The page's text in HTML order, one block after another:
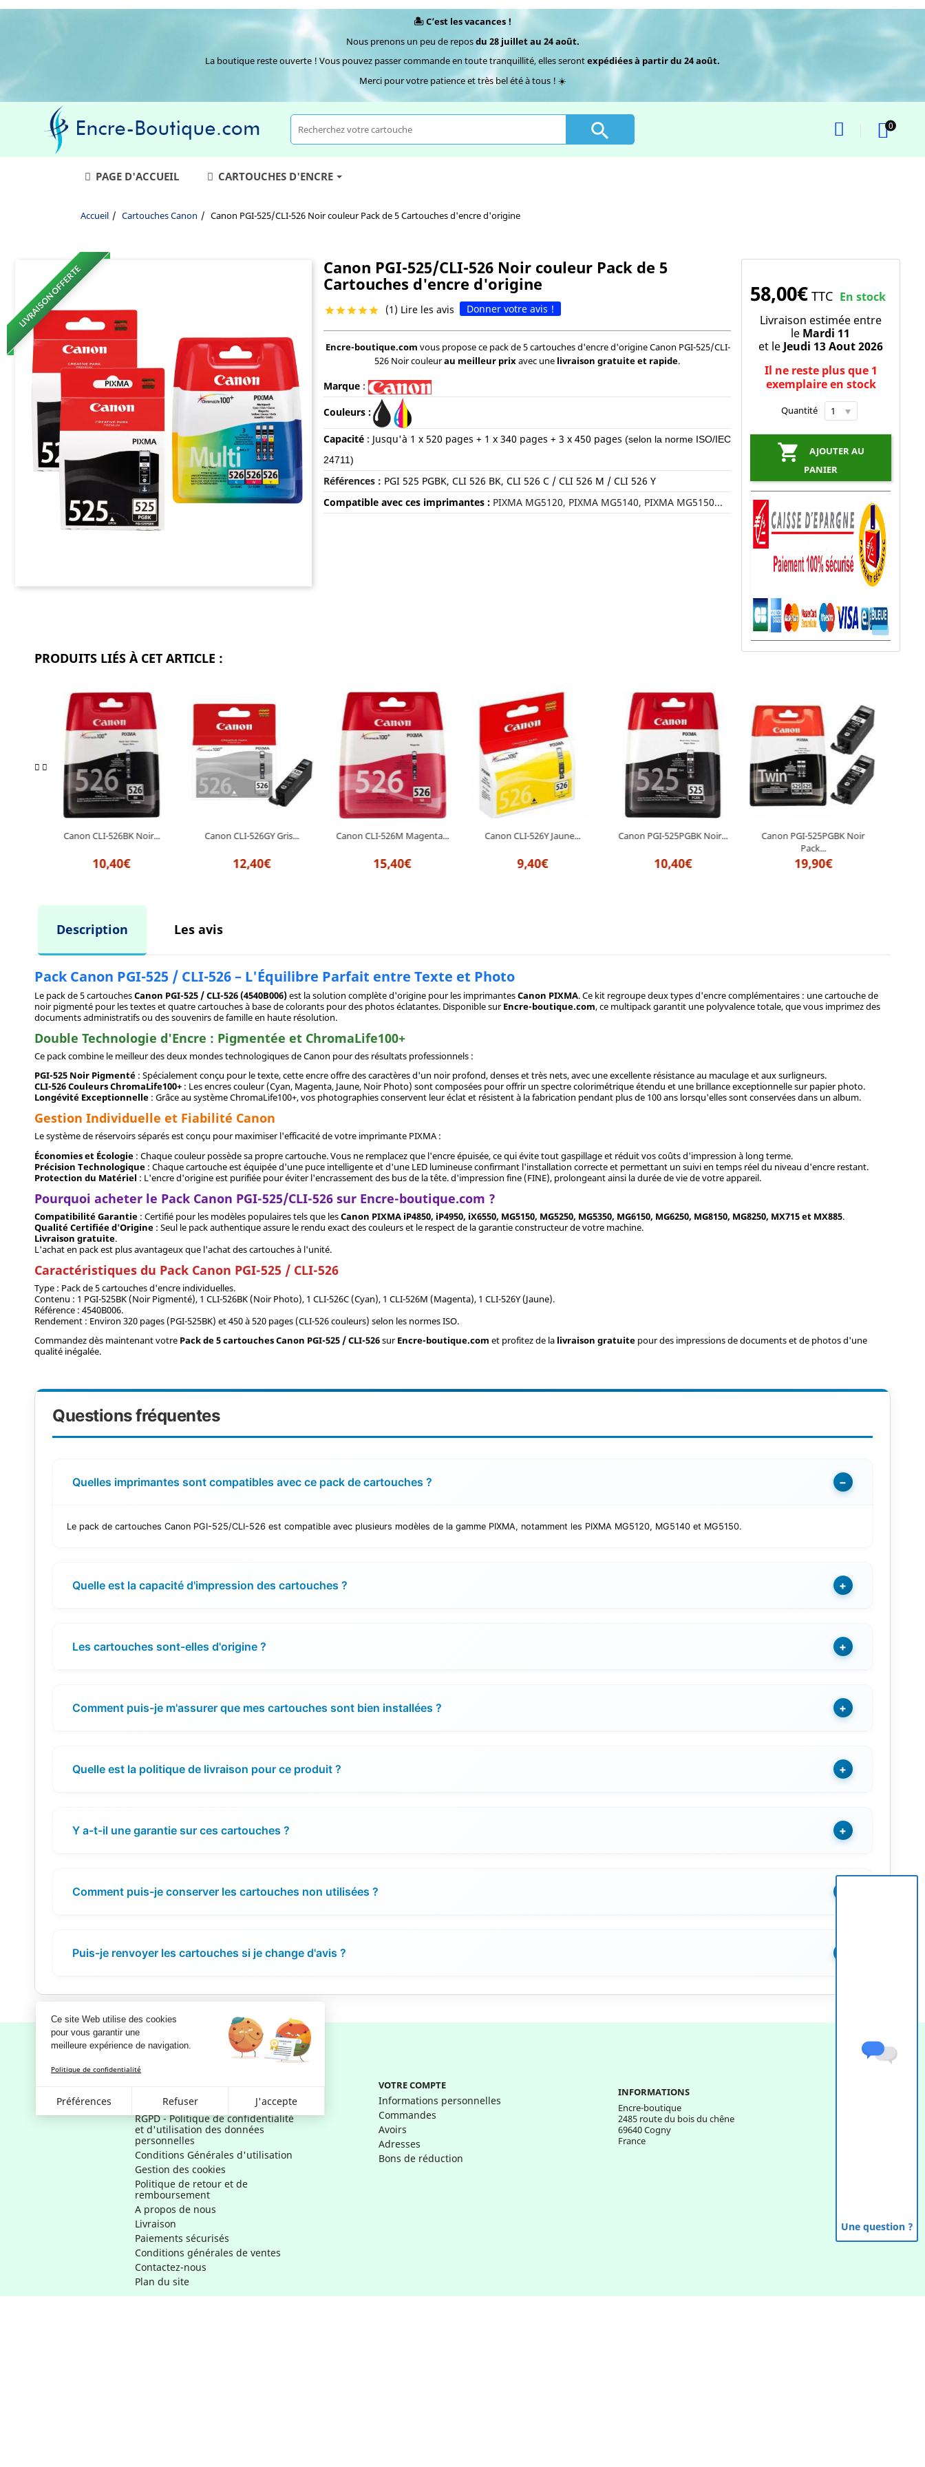
Ce site Web utilise des cookies
pour vous garantir une
meilleure expérience de navigation.
Politique de confidentialité
Préférences Refuser J'accepte
🏝️ C’est les vacances !
Nous prenons un peu de reposdu 28 juillet au 24 août.
La boutique reste ouverte ! Vous pouvez passer commande en toute tranquillité, elles serontexpédiées à partir du 24 août.
Merci pour votre patience et très bel été à tous ! ☀️
 0
PAGE D'ACCUEIL CARTOUCHES D'ENCRE
Accueil Cartouches Canon Canon PGI-525/CLI-526 Noir couleur Pack de 5 Cartouches d'encre d'origine
LIVRAISON OFFERTE
Canon PGI-525/CLI-526 Noir couleur Pack de 5
Cartouches d'encre d'origine
 (1) Lire les avis Donner votre avis !
Encre-boutique.com vous propose ce pack de 5 cartouches d'encre d'origine Canon PGI-525/CLI-
526 Noir couleurau meilleur prix avec une livraison gratuite et rapide.
Marque:
Couleurs :
Capacité: Jusqu'à 1 x 520 pages + 1 x 340 pages + 3 x 450 pages (selon la norme ISO/IEC
24711)
Références : PGI 525 PGBK, CLI 526 BK, CLI 526 C / CLI 526 M / CLI 526 Y
Compatible avec ces imprimantes :PIXMA MG5120, PIXMA MG5140, PIXMA MG5150...
Une question ?
58,00€ TTC En stock
Livraison estimée entre
le Mardi 11
et le Jeudi 13 Aout 2026
Il ne reste plus que 1
exemplaire en stock
Quantité

AJOUTER AU
PANIER
PRODUITS LIÉS À CET ARTICLE :
Canon CLI-526BK Noir...
10,40€
Canon CLI-526GY Gris...
12,40€
Canon CLI-526M Magenta...
15,40€
Canon CLI-526Y Jaune...
9,40€
Canon PGI-525PGBK Noir...
10,40€
Canon PGI-525PGBK Noir
Pack...
19,90€
Description Les avis
Pack Canon PGI-525 / CLI-526 – L'Équilibre Parfait entre Texte et Photo
Le pack de 5 cartouchesCanon PGI-525 / CLI-526 (4540B006)est la solution complète d'origine pour les imprimantesCanon PIXMA. Ce kit regroupe deux types d'encre complémentaires : une cartouche de
noir pigmenté pour les textes et quatre cartouches à base de colorants pour des photos éclatantes. Disponible surEncre-boutique.com, ce multipack garantit une polyvalence totale, que vous imprimez des
documents administratifs ou des souvenirs de famille en haute résolution.
Double Technologie d'Encre : Pigmentée et ChromaLife100+
Ce pack combine le meilleur des deux mondes technologiques de Canon pour des résultats professionnels :
PGI-525 Noir Pigmenté : Spécialement conçu pour le texte, cette encre offre des caractères d'un noir profond, denses et très nets, avec une excellente résistance au maculage et aux surligneurs.
CLI-526 Couleurs ChromaLife100+ : Les encres couleur (Cyan, Magenta, Jaune, Noir Photo) sont composées pour offrir un spectre colorimétrique étendu et une brillance exceptionnelle sur papier photo.
Longévité Exceptionnelle : Grâce au système ChromaLife100+, vos photographies conservent leur éclat et résistent à la fabrication pendant plus de 100 ans lorsqu'elles sont conservées dans un album.
Gestion Individuelle et Fiabilité Canon
Le système de réservoirs séparés est conçu pour maximiser l'efficacité de votre imprimante PIXMA :
Économies et Écologie : Chaque couleur possède sa propre cartouche. Vous ne remplacez que l'encre épuisée, ce qui évite tout gaspillage et réduit vos coûts d'impression à long terme.
Précision Technologique : Chaque cartouche est équipée d'une puce intelligente et d'une LED lumineuse confirmant l'installation correcte et permettant un suivi en temps réel du niveau d'encre restant.
Protection du Matériel : L'encre d'origine est purifiée pour éviter l'encrassement des bus de la tête. d'impression fine (FINE), prolongeant ainsi la durée de vie de votre appareil.
Pourquoi acheter le Pack Canon PGI-525/CLI-526 sur Encre-boutique.com ?
Compatibilité Garantie : Certifié pour les modèles populaires tels que lesCanon PIXMA iP4850, iP4950, iX6550, MG5150, MG5250, MG5350, MG6150, MG6250, MG8150, MG8250, MX715 et MX885.
Qualité Certifiée d'Origine : Seul le pack authentique assure le rendu exact des couleurs et le respect de la garantie constructeur de votre machine.
Livraison gratuite.
L'achat en pack est plus avantageux que l'achat des cartouches à l'unité.
Caractéristiques du Pack Canon PGI-525 / CLI-526
Type : Pack de 5 cartouches d'encre individuelles.
Contenu : 1 PGI-525BK (Noir Pigmenté), 1 CLI-526BK (Noir Photo), 1 CLI-526C (Cyan), 1 CLI-526M (Magenta), 1 CLI-526Y (Jaune).
Référence : 4540B006.
Rendement : Environ 320 pages (PGI-525BK) et 450 à 520 pages (CLI-526 couleurs) selon les normes ISO.
Commandez dès maintenant votre Pack de 5 cartouches Canon PGI-525 / CLI-526surEncre-boutique.com et profitez de la livraison gratuite pour des impressions de documents et de photos d'une
qualité inégalée.
Questions fréquentes
Quelles imprimantes sont compatibles avec ce pack de cartouches ? −
Le pack de cartouches Canon PGI-525/CLI-526 est compatible avec plusieurs modèles de la gamme PIXMA, notamment les PIXMA MG5120, MG5140 et MG5150.
Quelle est la capacité d'impression des cartouches ? +
Les cartouches sont-elles d'origine ? +
Comment puis-je m'assurer que mes cartouches sont bien installées ? +
Quelle est la politique de livraison pour ce produit ? +
Y a-t-il une garantie sur ces cartouches ? +
Comment puis-je conserver les cartouches non utilisées ?
Puis-je renvoyer les cartouches si je change d'avis ?
Mentions légales
RGPD - Politique de confidentialité
et d'utilisation des données
personnelles
Conditions Générales d'utilisation
Gestion des cookies
Politique de retour et de
remboursement
A propos de nous
Livraison
Paiements sécurisés
Conditions générales de ventes
Contactez-nous
Plan du site
VOTRE COMPTE
Informations personnelles
Commandes
Avoirs
Adresses
Bons de réduction
INFORMATIONS
Encre-boutique
2485 route du bois du chêne
69640 Cogny
France